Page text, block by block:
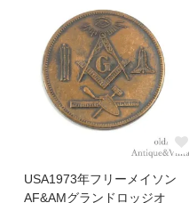
USA1973年フリーメイソン
AF&AMグランドロッジオ